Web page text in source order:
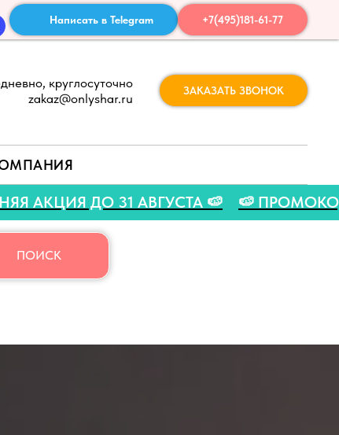
Написать в Telegram +7(495)181-61-77
круглосуточно
zakaz@onlyshar.ru
ЗАКАЗАТЬ ЗВОНОК
🍉 🍉 ЛЕТНЯЯ АКЦИЯ ДО 31 АВГУСТА 🍉
ПОИСК